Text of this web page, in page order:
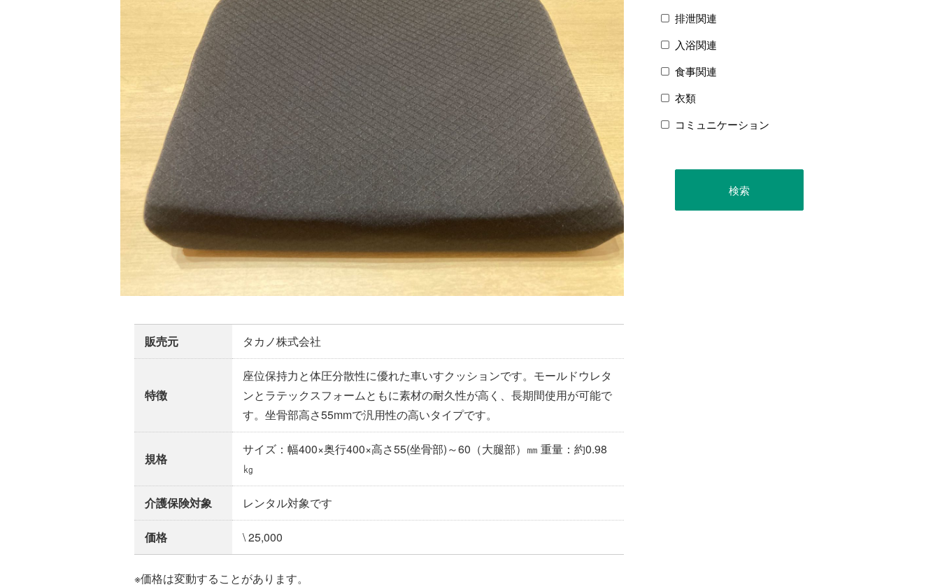
販売元 タカノ株式会社
特徴
座位保持力と体圧分散性に優れた車いすクッションです。モールドウレタ
ンとラテックスフォームともに素材の耐久性が高く、長期間使用が可能で
す。坐骨部高さ55mmで汎用性の高いタイプです。
規格
サイズ：幅400×奥行400×高さ55(坐骨部)～60（大腿部）㎜ 重量：約0.98
㎏
介護保険対象 レンタル対象です
価格 \ 25,000
※価格は変動することがあります。
排泄関連
入浴関連
食事関連
衣類
コミュニケーション